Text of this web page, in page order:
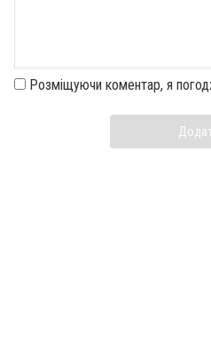
Розміщуючи коментар, я